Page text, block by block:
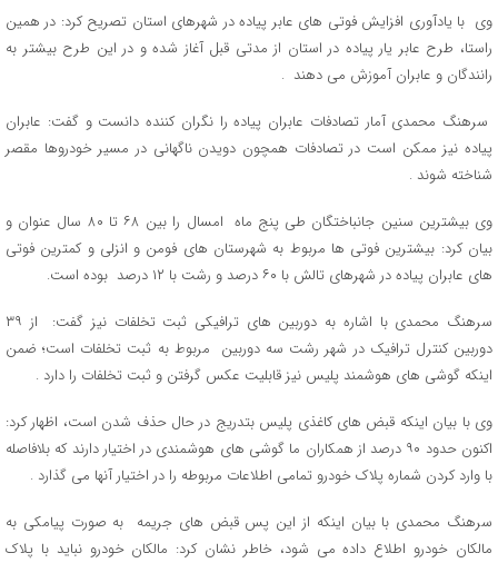
وی با یادآوری افزایش فوتی های عابر پیاده در شهرهای استان تصریح کرد: در همین
راستا، طرح عابر یار پیاده در استان از مدتی قبل آغاز شده و در این طرح بیشتر به
رانندگان و عابران آموزش می دهند .
سرهنگ محمدی آمار تصادفات عابران پیاده را نگران کننده دانست و گفت: عابران
پیاده نیز ممکن است در تصادفات همچون دویدن ناگهانی در مسیر خودروها مقصر
شناخته شوند .
وی بیشترین سنین جانباختگان طی پنج ماه امسال را بین ۶۸ تا ۸۰ سال عنوان و
بیان کرد: بیشترین فوتی ها مربوط به شهرستان های فومن و انزلی و کمترین فوتی
های عابران پیاده در شهرهای تالش با ۶۰ درصد و رشت با ۱۲ درصد بوده است.
سرهنگ محمدی با اشاره به دوربین های ترافیکی ثبت تخلفات نیز گفت: از ۳۹
دوربین کنترل ترافیک در شهر رشت سه دوربین مربوط به ثبت تخلفات است؛ ضمن
اینکه گوشی های هوشمند پلیس نیز قابلیت عکس گرفتن و ثبت تخلفات را دارد .
وی با بیان اینکه قبض های کاغذی پلیس بتدریج در حال حذف شدن است، اظهار کرد:
اکنون حدود ۹۰ درصد از همکاران ما گوشی های هوشمندی در اختیار دارند که بلافاصله
با وارد کردن شماره پلاک خودرو تمامی اطلاعات مربوطه را در اختیار آنها می گذارد .
سرهنگ محمدی با بیان اینکه از این پس قبض های جریمه به صورت پیامکی به
مالکان خودرو اطلاع داده می شود، خاطر نشان کرد: مالکان خودرو نباید با پلاک